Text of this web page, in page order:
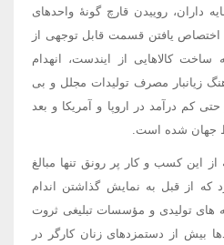
روییدن قارچ گونۀ واحدهای
اختصاص یافتن قسمت قابل توجهی از
ساخت کالاهایی از ایندست، انهدام
زیانبار مصرف تولیدات مجلل و بی
کم درآمد در اروپا و آمریکا و بعد
جهان شده است.
این کسب و کار پر رونق تنها مبالغ
که از قبل به نمایش گذاشتن اندام
های تولیدی و مؤسسات تبلیغی ثروت
بیش از دستمزدهای زنان کارگر در